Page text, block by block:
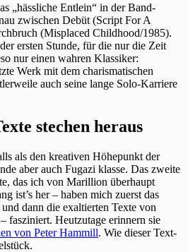
„hässliche Entlein“ in der Band-
zwischen Debüt (Script For A
(Misplaced Childhood/1985).
ersten Stunde, für die nur die Zeit
nur einen wahren Klassiker:
Werk mit dem charismatischen
auch seine lange Solo-Karriere
stechen heraus
als den kreativen Höhepunkt der
aber auch Fugazi klasse. Das zweite
das ich von Marillion überhaupt
ist’s her – haben mich zuerst das
dann die exaltierten Texte von
fasziniert. Heutzutage erinnern sie
von Peter Hammill. Wie dieser Text-